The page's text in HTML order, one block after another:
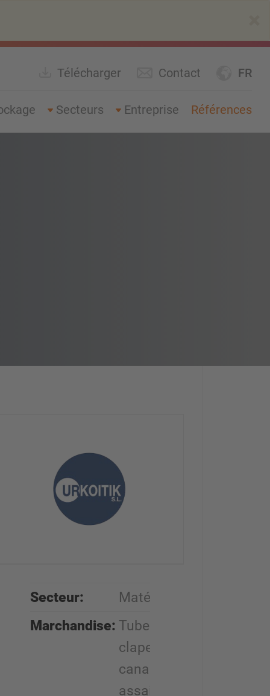
FR
Télécharger Contact
Secteurs Entreprise Références
Secteur:
Matériaux
Marchandise: Tubes PVC,
clapets, tuyaux,
canalisation pour
assainissement,